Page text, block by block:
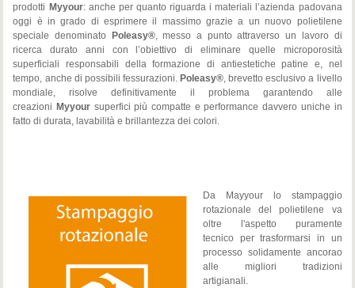
prodotti Myyour: anche per quanto riguarda i materiali l’azienda padovana
oggi è in grado di esprimere il massimo grazie a un nuovo polietilene
speciale denominato Poleasy®, messo a punto attraverso un lavoro di
ricerca durato anni con l’obiettivo di eliminare quelle microporosità
superficiali responsabili della formazione di antiestetiche patine e, nel
tempo, anche di possibili fessurazioni. Poleasy®, brevetto esclusivo a livello
mondiale, risolve definitivamente il problema garantendo alle
creazioni Myyour superfici più compatte e performance davvero uniche in
fatto di durata, lavabilità e brillantezza dei colori.
Da Mayyour lo stampaggio
rotazionale del polietilene va
oltre l'aspetto puramente
tecnico per trasformarsi in un
processo solidamente ancorao
alle migliori tradizioni
artigianali.